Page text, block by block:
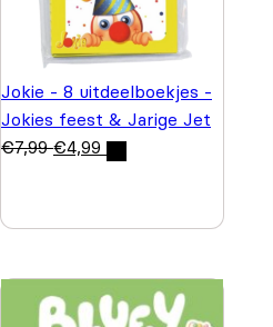
Jokie - 8 uitdeelboekjes -
Jokies feest & Jarige Jet
€7,99 €4,99